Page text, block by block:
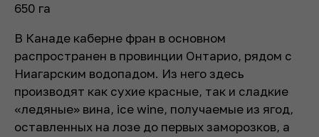
650 га
В Канаде каберне фран в основном
распространен в провинции Онтарио, рядом с
Ниагарским водопадом. Из него здесь
производят как сухие красные, так и сладкие
«ледяные» вина, ice wine, получаемые из ягод,
оставленных на лозе до первых заморозков, а